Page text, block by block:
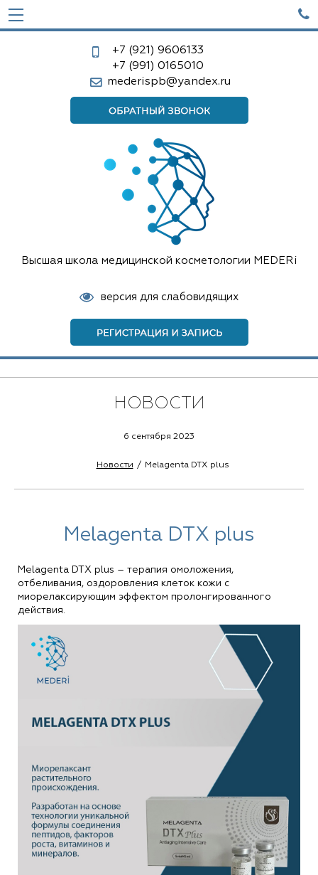

+7 (921) 9606133
+7 (991) 0165010
mederispb@yandex.ru
Высшая школа медицинской косметологии MEDERi
версия для слабовидящих
НОВОСТИ
6 сентября 2023
Новости Melagenta DTX plus
Melagenta DTX plus
Melagenta DTX plus – терапия омоложения,
отбеливания, оздоровления клеток кожи с
миорелаксирующим эффектом пролонгированного
действия.